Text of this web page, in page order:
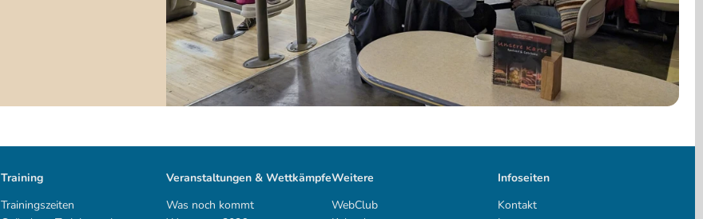
Training
Trainingszeiten
Veranstaltungen & Wettkämpfe
Was noch kommt
Weitere
WebClub
Infoseiten
Kontakt